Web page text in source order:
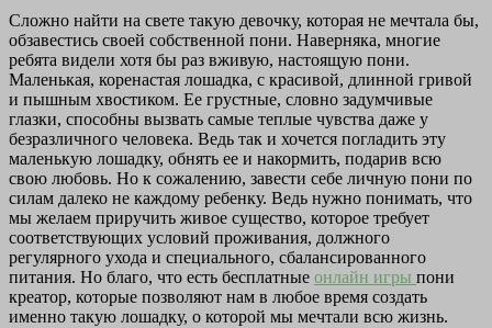
Сложно найти на свете такую девочку, которая не мечтала бы,
обзавестись своей собственной пони. Наверняка, многие
ребята видели хотя бы раз вживую, настоящую пони.
Маленькая, коренастая лошадка, с красивой, длинной гривой
и пышным хвостиком. Ее грустные, словно задумчивые
глазки, способны вызвать самые теплые чувства даже у
безразличного человека. Ведь так и хочется погладить эту
маленькую лошадку, обнять ее и накормить, подарив всю
свою любовь. Но к сожалению, завести себе личную пони по
силам далеко не каждому ребенку. Ведь нужно понимать, что
мы желаем приручить живое существо, которое требует
соответствующих условий проживания, должного
регулярного ухода и специального, сбалансированного
питания. Но благо, что есть бесплатные онлайн игры пони
креатор, которые позволяют нам в любое время создать
именно такую лошадку, о которой мы мечтали всю жизнь.